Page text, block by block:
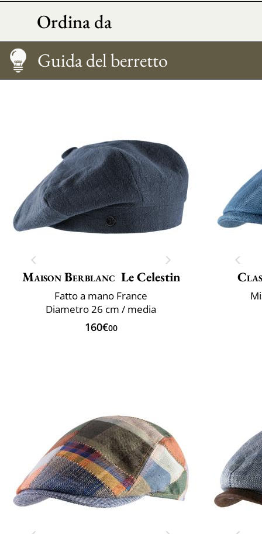
Ordina da
Mantenimento
Consiglio Morfo
Guida del berretto
Maison Berblanc Le Celestin
Fatto a mano France
Diametro 26 cm / media
160€00